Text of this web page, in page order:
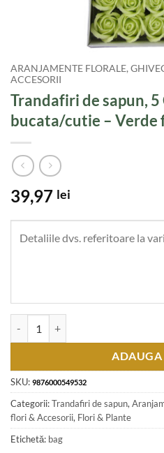
ARANJAMENTE FLORALE,
ACCESORII
Trandafiri de sapun, 5
bucata/cutie – Verde
39,97 lei
ADAUGA
SKU: 9876000549532
Categorii:Trandafiri de sapun,
flori & Accesorii, Flori & Plante
Etichetă: bag